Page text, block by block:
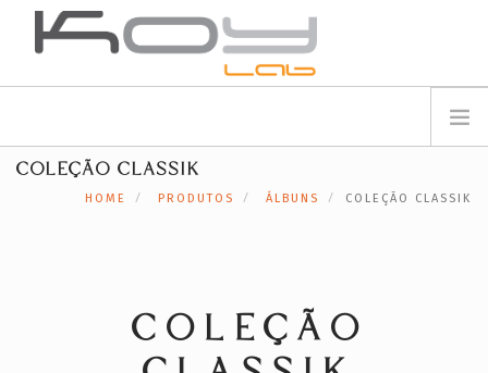
REGISTE-SE
SOBRE NÓS
COLEÇÃO CLASSIK
HOME PRODUTOS ÁLBUNS COLEÇÃO CLASSIK
COLEÇÃO